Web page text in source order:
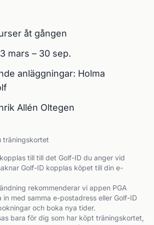
åt gången
mars – 30 sep.
anläggningar: Holma
Allén Oltegen
träningskortet
till till det Golf-ID du anger vid
Golf-ID kopplas köpet till din e-
rekommenderar vi appen PGA
in med samma e-postadress eller Golf-ID
och boka nya tider.
bara för dig som har köpt träningskortet,